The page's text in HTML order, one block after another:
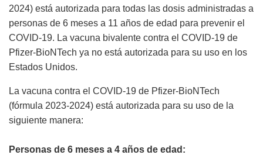
2024) está autorizada para todas las dosis administradas a
personas de 6 meses a 11 años de edad para prevenir el
COVID-19. La vacuna bivalente contra el COVID-19 de
Pfizer-BioNTech ya no está autorizada para su uso en los
Estados Unidos.
La vacuna contra el COVID-19 de Pfizer-BioNTech
(fórmula 2023-2024) está autorizada para su uso de la
siguiente manera:
Personas de 6 meses a 4 años de edad: